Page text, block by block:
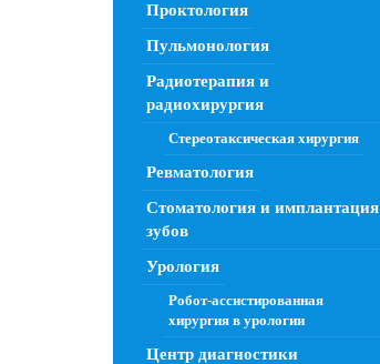
Проктология
Пульмонология
Радиотерапия и
радиохирургия
Стереотаксическая хирургия
Ревматология
Стоматология и имплантация
зубов
Урология
Робот-ассистированная
хирургия в урологии
Центр диагностики